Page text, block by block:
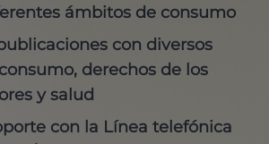
ámbitos de consumo
con diversos
derechos de los
y salud
con la Línea telefónica